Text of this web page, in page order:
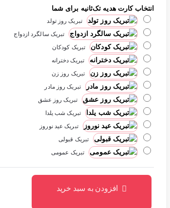
انتخاب کارت هدیه تک‌ثانیه برای شما
تبریک روز تولد
تبریک سالگرد ازدواج
تبریک کودکان
تبریک دخترانه
تبریک روز زن
تبریک روز مادر
تبریک روز عشق
تبریک شب یلدا
تبریک عید نوروز
تبریک قبولی
تبریک عمومی
افزودن به سبد خرید